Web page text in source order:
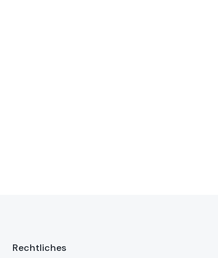
Rechtliches